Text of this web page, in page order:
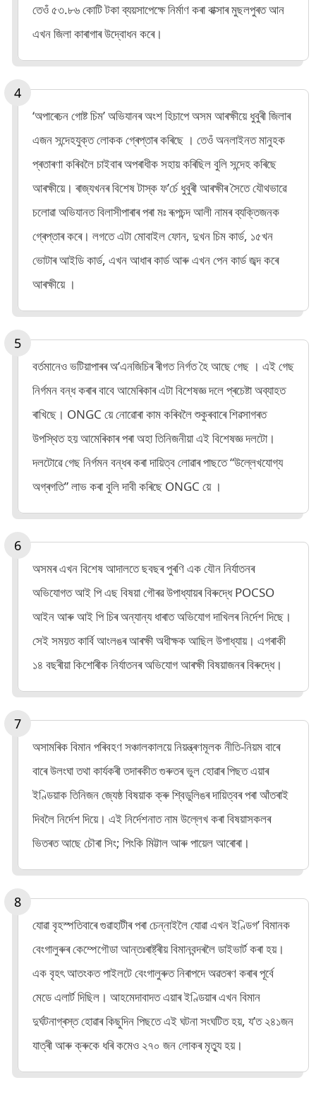
তেওঁ ৫৩.৮৬ কোটি টকা ব্যয়সাপেক্ষে নিৰ্মাণ কৰা বাক্সাৰ মুছলপুৰত আন
এখন জিলা কাৰাগাৰ উদ্বোধন কৰে।
‘অপাৰেচন গোষ্ট চিম’ অভিযানৰ অংশ হিচাপে অসম আৰক্ষীয়ে ধুবুৰী জিলাৰ
এজন সন্দেহযুক্ত লোকক গ্ৰেপ্তাৰ কৰিছে । তেওঁ অনলাইনত মানুহক
প্ৰতাৰণা কৰিবলৈ চাইবাৰ অপৰাধীক সহায় কৰিছিল বুলি সন্দেহ কৰিছে
আৰক্ষীয়ে। ৰাজ্যখনৰ বিশেষ টাস্ক ফ’ৰ্চে ধুবুৰী আৰক্ষীৰ সৈতে যৌথভাৱে
চলোৱা অভিযানত বিলাসীপাৰাৰ পৰা মঃ ৰূপচন্দ আলী নামৰ ব্যক্তিজনক
গ্ৰেপ্তাৰ কৰে। লগতে এটা মোবাইল ফোন, দুখন চিম কাৰ্ড, ১৫খন
ভোটাৰ আইডি কাৰ্ড, এখন আধাৰ কাৰ্ড আৰু এখন পেন কাৰ্ড জব্দ কৰে
আৰক্ষীয়ে ।
বৰ্তমানেও ভটিয়াপাৰৰ অ’এনজিচিৰ ৰীগত নিৰ্গত হৈ আছে গেছ । এই গেছ
নিৰ্গমন বন্ধ কৰাৰ বাবে আমেৰিকাৰ এটা বিশেষজ্ঞ দলে প্ৰচেষ্টা অব্যাহত
ৰাখিছে। ONGC য়ে নোৱোৰা কাম কৰিবলৈ শুকুৰবাৰে শিৱসাগৰত
উপস্থিত হয় আমেৰিকাৰ পৰা অহা তিনিজনীয়া এই বিশেষজ্ঞ দলটো।
দলটোৱে গেছ নিৰ্গমন বন্ধৰ কৰা দায়িত্ব লোৱাৰ পাছতে “উল্লেখযোগ্য
অগ্ৰগতি” লাভ কৰা বুলি দাবী কৰিছে ONGC য়ে ।
অসমৰ এখন বিশেষ আদালতে ছবছৰ পুৰণি এক যৌন নিৰ্যাতনৰ
অভিযোগত আই পি এছ বিষয়া গৌৰৱ উপাধ্যায়ৰ বিৰুদ্ধে POCSO
আইন আৰু আই পি চিৰ অন্যান্য ধাৰাত অভিযোগ দাখিলৰ নিৰ্দেশ দিছে।
সেই সময়ত কাৰ্বি আংলঙৰ আৰক্ষী অধীক্ষক আছিল উপাধ্যায়। এগৰাকী
১৪ বছৰীয়া কিশোৰীক নিৰ্যাতনৰ অভিযোগ আৰক্ষী বিষয়াজনৰ বিৰুদ্ধে।
অসামৰিক বিমান পৰিবহণ সঞ্চালকালয়ে নিয়ন্ত্ৰণমূলক নীতি-নিয়ম বাৰে
বাৰে উলংঘা তথা কাৰ্যকৰী তদাৰকীত গুৰুতৰ ভুল হোৱাৰ পিছত এয়াৰ
ইণ্ডিয়াক তিনিজন জ্যেষ্ঠ বিষয়াক ক্ৰু শ্বিডুলিঙৰ দায়িত্বৰ পৰা আঁতৰাই
দিবলৈ নিৰ্দেশ দিয়ে। এই নিৰ্দেশনাত নাম উল্লেখ কৰা বিষয়াসকলৰ
ভিতৰত আছে চৌৰা সিং; পিংকি মিট্টাল আৰু পায়েল আৰোৰা।
যোৱা বৃহস্পতিবাৰে গুৱাহাটীৰ পৰা চেন্নাইলৈ যোৱা এখন ইণ্ডিগ’ বিমানক
বেংগালুৰুৰ কেম্পেগৌডা আন্তঃৰাষ্ট্ৰীয় বিমানবন্দৰলৈ ডাইভাৰ্ট কৰা হয়।
এক বৃহৎ আতংকত পাইলটে বেংগালুৰুত নিৰাপদে অৱতৰণ কৰাৰ পূৰ্বে
মেডে এলাৰ্ট দিছিল। আহমেদাবাদত এয়াৰ ইণ্ডিয়াৰ এখন বিমান
দুৰ্ঘটনাগ্ৰস্ত হোৱাৰ কিছুদিন পিছতে এই ঘটনা সংঘটিত হয়, য’ত ২৪১জন
যাত্ৰী আৰু ক্ৰুকে ধৰি কমেও ২৭০ জন লোকৰ মৃত্যু হয়।